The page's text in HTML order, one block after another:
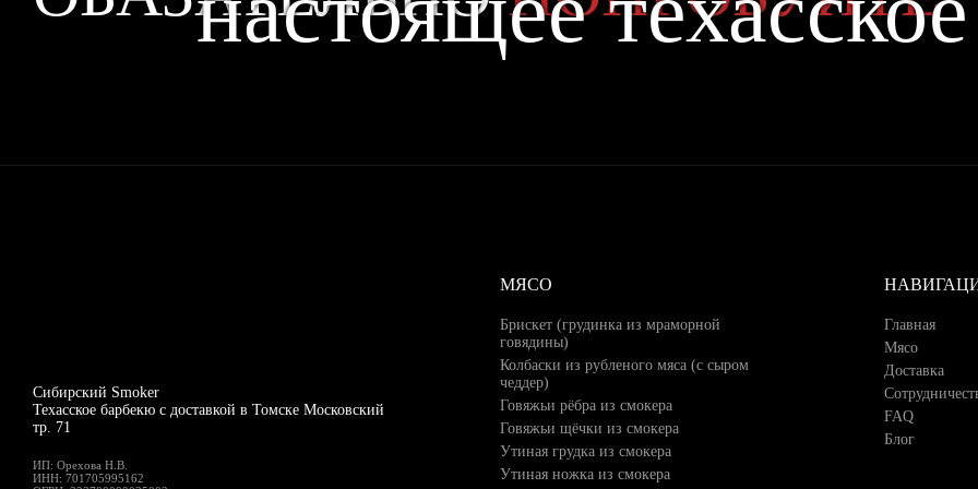
Сибирский Smoker
Техасское барбекю с доставкой в Томске Московский
тр. 71
ИП: Орехова Н.В.
ИНН: 701705995162
МЯСО
Брискет (грудинка из мраморной
говядины)
Колбаски из рубленого мяса (с сыром
чеддер)
Говяжьи рёбра из смокера
Говяжьи щёчки из смокера
Утиная грудка из смокера
Утиная ножка из смокера
Главная
Мясо
Доставка
FAQ
Блог